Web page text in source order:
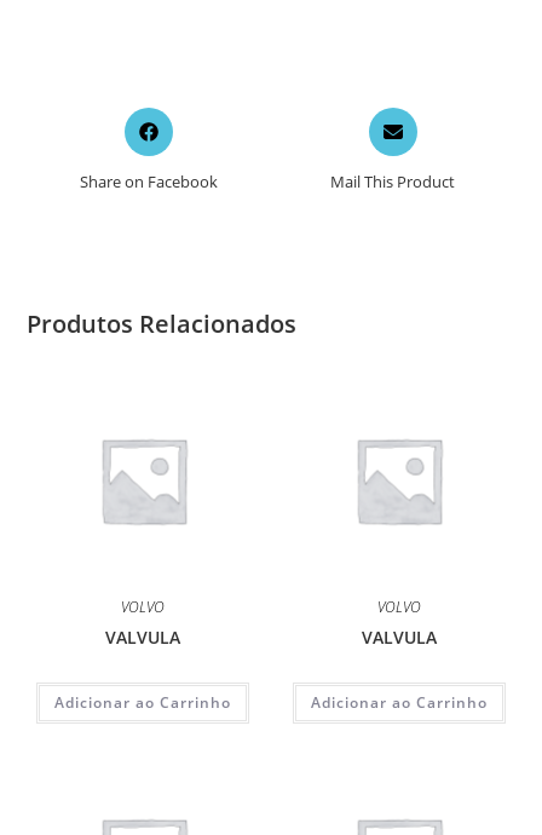
Opens
in
new
Share on Facebook
Opens
in
a
new
Mail This Product
Produtos Relacionados
VOLVO
VALVULA
Adicionar ao Carrinho
VOLVO
VALVULA
Adicionar ao Carrinho